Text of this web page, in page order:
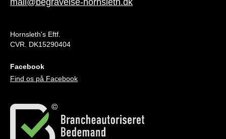
mail@begravelse-hornsleth.dk
Hornsleth's Eftf.
CVR. DK15290404
Facebook
Find os på Facebook